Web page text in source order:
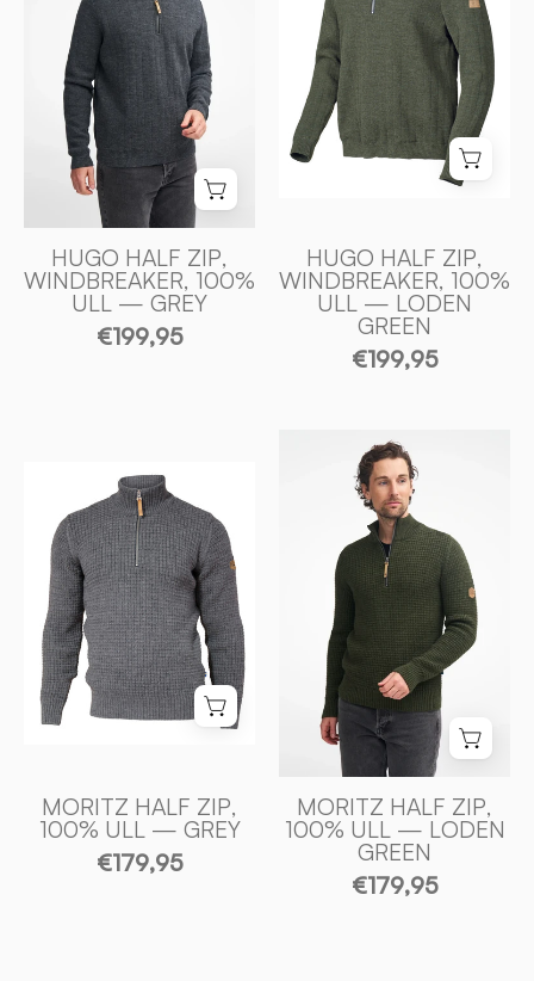
100%
ULL
—
GREY
Ivanhoe
of
Sweden
HUGO HALF ZIP,
WINDBREAKER, 100%
ULL — GREY
€199,95
100%
ULL
—
LODEN
GREEN
of
Sweden
HUGO HALF ZIP,
WINDBREAKER, 100%
ULL — LODEN
GREEN
€199,95
MORITZ
HALF
ZIP,
100%
ULL
—
GREY
-
Ivanhoe
MORITZ HALF ZIP,
100% ULL — GREY
€179,95
MORITZ
HALF
ZIP,
100%
ULL
LODEN
GREEN
-
Ivanhoe
of
Sweden
MORITZ HALF ZIP,
100% ULL — LODEN
GREEN
€179,95